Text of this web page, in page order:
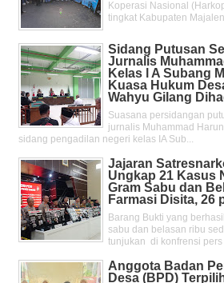
Koperasi Nasional
tingkat Kabupaten
Sidang Putusan
Jurnalis
Kelas l A Subang
Kuasa Hukum
Wahyu Gilang
Suasana persidangan
jurnalis Muhammad
sidang pengadilan negeri kelas IA Sub...
Jajaran
Ungkap 21 Kasus
Gram Sabu dan
Farmasi Disita, 26
Barang Bukti yang
sabu dan belasan ribu
tunjukan di konfrensi pers
Anggota Badan
Desa (BPD)